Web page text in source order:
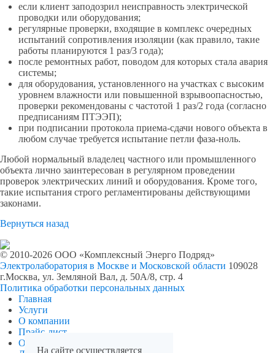
если клиент заподозрил неисправность электрической
проводки или оборудования;
регулярные проверки, входящие в комплекс очередных
испытаний сопротивления изоляции (как правило, такие
работы планируются 1 раз/3 года);
после ремонтных работ, поводом для которых стала авария
системы;
для оборудования, установленного на участках с высоким
уровнем влажности или повышенной взрывоопасностью,
проверки рекомендованы с частотой 1 раз/2 года (согласно
предписаниям ПТЭЭП);
при подписании протокола приема-сдачи нового объекта в
любом случае требуется испытание петли фаза-ноль.
Любой нормальный владелец частного или промышленного
объекта лично заинтересован в регулярном проведении
проверок электрических линий и оборудования. Кроме того,
такие испытания строго регламентированы действующими
законами.
Вернуться назад
© 2010-2026 ООО «Комплексный Энерго Подряд»
Электролаборатория в Москве и Московской области 109028
г.Москва, ул. Земляной Вал, д. 50А/8, стр. 4
Политика обработки персональных данных
Главная
Услуги
О компании
Прайс-лист
Отзывы
На сайте осуществляется